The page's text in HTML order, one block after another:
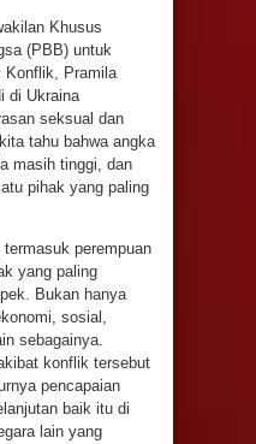
Khusus
(PBB) untuk
Konflik, Pramila
di Ukraina
seksual dan
tahu bahwa angka
masih tinggi, dan
pihak yang paling
perempuan
yang paling
Bukan hanya
sosial,
sebagainya.
konflik tersebut
pencapaian
baik itu di
lain yang